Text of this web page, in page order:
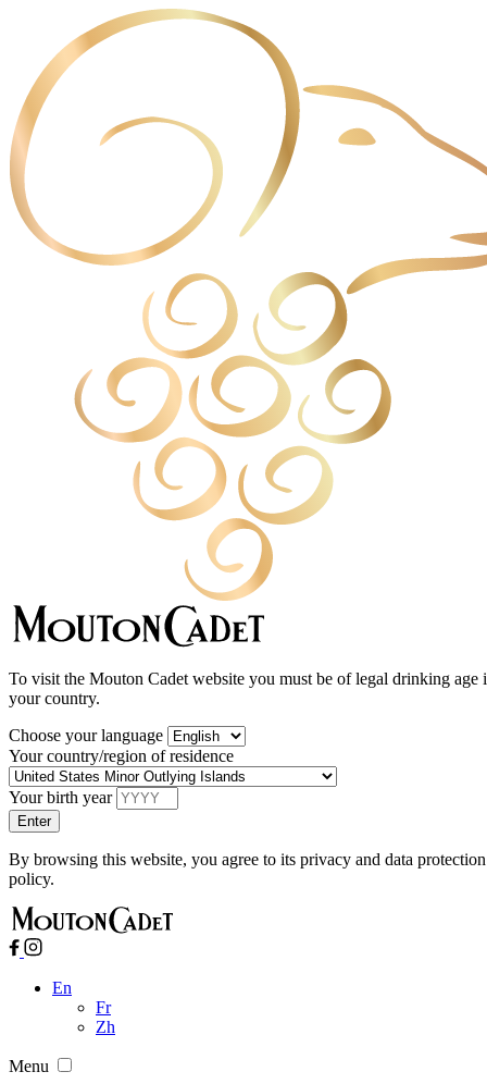
To visit the Mouton Cadet website you must be of legal drinking age
your country.
Choose your language
Your country/region of residence
Your birth year
By browsing this website, you agree to its privacy and data protection
policy.
En
Fr
Zh
Menu
Cookies management panel